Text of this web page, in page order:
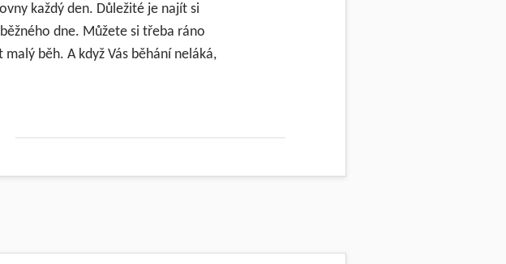
každý den. Důležité je najít si
dne. Můžete si třeba ráno
běh. A když Vás běhání neláká,